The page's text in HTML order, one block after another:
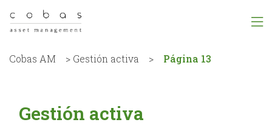
Cobas AM > Gestión activa > Página 13
Gestión activa